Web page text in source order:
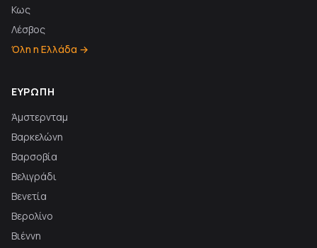
Κως
Λέσβος
Όλη η Ελλάδα →
ΕΥΡΏΠΗ
Άμστερνταμ
Βαρκελώνη
Βαρσοβία
Βελιγράδι
Βενετία
Βερολίνο
Βιέννη